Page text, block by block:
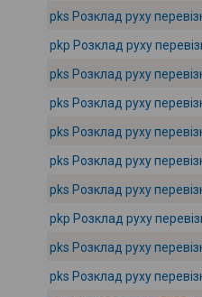
pks Розклад руху
pkp Розклад руху
pks Розклад руху
pks Розклад руху
pks Розклад руху
pks Розклад руху
pks Розклад руху
pkp Розклад руху
pks Розклад руху
pks Розклад руху